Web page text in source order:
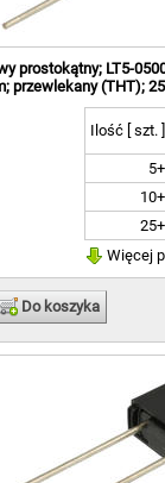
prostokątny; LT5-
przewlekany (THT);
Ilość [ szt. ]
5+
10+
25+
Więcej
Do koszyka